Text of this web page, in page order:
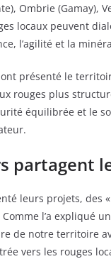
Ombrie (Gamay),
locaux peuvent
l’agilité et la
présenté le
rouges plus
équilibrée et le
partagent
leurs projets, des
l’a expliqué
de notre territoire
vers les rouges